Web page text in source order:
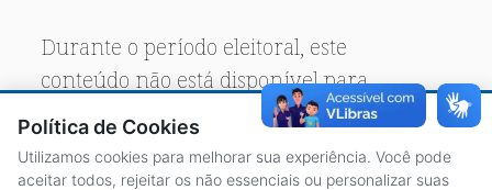
Durante o período eleitoral, este
conteúdo não está disponível para
acesso público.
Política de Cookies
Utilizamos cookies para melhorar sua experiência. Você pode
aceitar todos, rejeitar os não essenciais ou personalizar suas